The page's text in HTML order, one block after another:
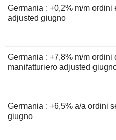
Germania : +0,2% m/m
adjusted giugno
Germania : +7,8% m/m ordini
manifatturiero adjusted
Germania : +6,5% a/a ordini
giugno